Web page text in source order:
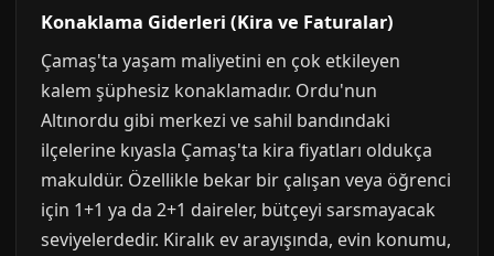
Konaklama Giderleri (Kira ve Faturalar)
Çamaş'ta yaşam maliyetini en çok etkileyen
kalem şüphesiz konaklamadır. Ordu'nun
Altınordu gibi merkezi ve sahil bandındaki
ilçelerine kıyasla Çamaş'ta kira fiyatları oldukça
makuldür. Özellikle bekar bir çalışan veya öğrenci
için 1+1 ya da 2+1 daireler, bütçeyi sarsmayacak
seviyelerdedir. Kiralık ev arayışında, evin konumu,